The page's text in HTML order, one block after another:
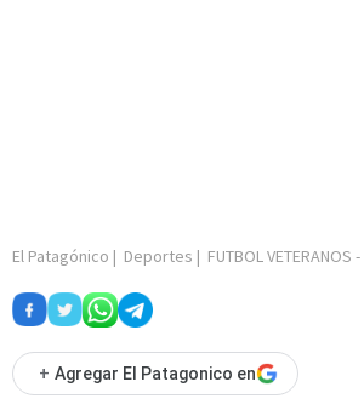
El Patagónico | Deportes | FUTBOL VETERANOS -
+ Agregar El Patagonico en